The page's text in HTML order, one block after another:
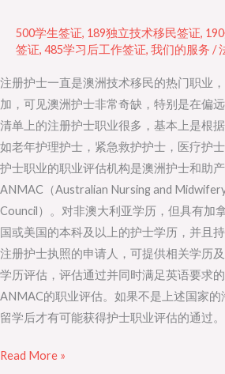
500学生签证, 189独立技术移民签证,
签证, 485学习后工作签证, 我们的服务 /
注册护士一直是澳洲技术移民的热门职业
加，可见澳洲护士非常奇缺，特别是在偏
清单上的注册护士职业很多，基本上是根
如老年护理护士，紧急救护护士，医疗护
护士职业的职业评估机构是澳洲护士和助
ANMAC（Australian Nursing and
Council）。对非澳大利亚学历，但具有加
国或美国的本科及以上的护士学历，并且
注册护士执照的申请人，可提供相关学历
学历评估，评估通过并同时满足英语要求
ANMAC的职业评估。如果不是上述国家的
留学后才有可能获得护士职业评估的通过。
护
士
的
职
业
评
估
Read More »